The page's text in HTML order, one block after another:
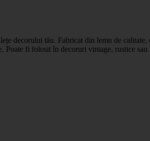
decorului tău. Fabricat din lemn de calitate,
Poate fi folosit în decoruri vintage, rustice